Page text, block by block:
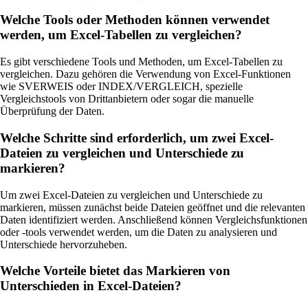
Welche Tools oder Methoden können verwendet
werden, um Excel-Tabellen zu vergleichen?
Es gibt verschiedene Tools und Methoden, um Excel-Tabellen zu
vergleichen. Dazu gehören die Verwendung von Excel-Funktionen
wie SVERWEIS oder INDEX/VERGLEICH, spezielle
Vergleichstools von Drittanbietern oder sogar die manuelle
Überprüfung der Daten.
Welche Schritte sind erforderlich, um zwei Excel-
Dateien zu vergleichen und Unterschiede zu
markieren?
Um zwei Excel-Dateien zu vergleichen und Unterschiede zu
markieren, müssen zunächst beide Dateien geöffnet und die relevanten
Daten identifiziert werden. Anschließend können Vergleichsfunktionen
oder -tools verwendet werden, um die Daten zu analysieren und
Unterschiede hervorzuheben.
Welche Vorteile bietet das Markieren von
Unterschieden in Excel-Dateien?